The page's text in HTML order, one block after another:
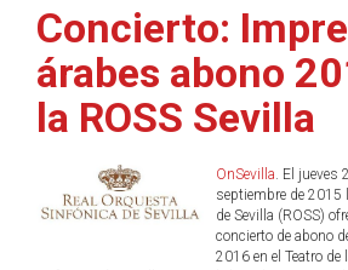
Concierto:
árabes abono
la ROSS Sevilla
OnSevilla. El jueves
septiembre de 2015
de Sevilla (ROSS)
concierto de abono
2016 en el Teatro de